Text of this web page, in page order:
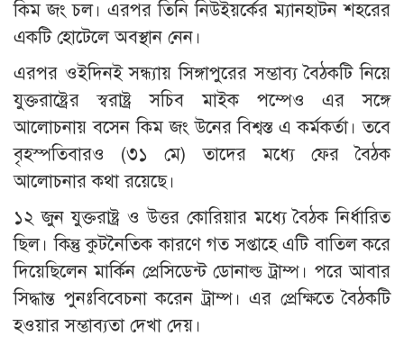
কিম জং চল। এরপর তিনি নিউইয়র্কের ম্যানহাটন শহরের
একটি হোটেলে অবস্থান নেন।
এরপর ওইদিনই সন্ধ্যায় সিঙ্গাপুরের সম্ভাব্য বৈঠকটি নিয়ে
যুক্তরাষ্ট্রের স্বরাষ্ট্র সচিব মাইক পম্পেও এর সঙ্গে
আলোচনায় বসেন কিম জং উনের বিশ্বস্ত এ কর্মকর্তা। তবে
বৃহস্পতিবারও (৩১ মে) তাদের মধ্যে ফের বৈঠক
আলোচনার কথা রয়েছে।
১২ জুন যুক্তরাষ্ট্র ও উত্তর কোরিয়ার মধ্যে বৈঠক নির্ধারিত
ছিল। কিন্তু কুটনৈতিক কারণে গত সপ্তাহে এটি বাতিল করে
দিয়েছিলেন মার্কিন প্রেসিডেন্ট ডোনাল্ড ট্রাম্প। পরে আবার
সিদ্ধান্ত পুনঃবিবেচনা করেন ট্রাম্প। এর প্রেক্ষিতে বৈঠকটি
হওয়ার সম্ভাব্যতা দেখা দেয়।